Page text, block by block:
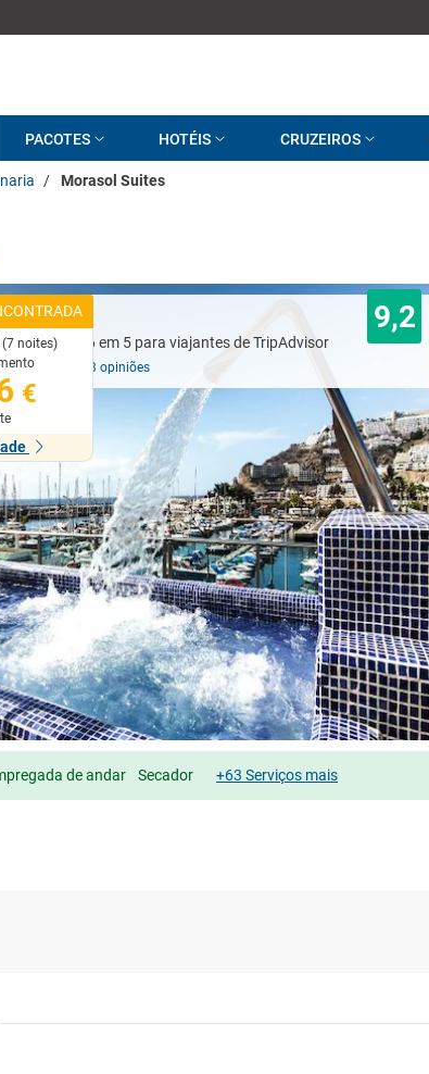
PACOTES HOTÉIS CRUZEIROS
/ Morasol Suites
9,2
em 1303 opiniões
noites)
€
de andar Secador +63 Serviços mais